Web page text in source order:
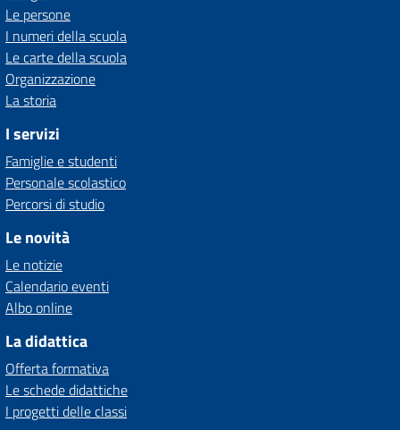
Le persone
I numeri della scuola
Le carte della scuola
Organizzazione
La storia
I servizi
Famiglie e studenti
Personale scolastico
Percorsi di studio
Le novità
Le notizie
Calendario eventi
Albo online
La didattica
Offerta formativa
Le schede didattiche
I progetti delle classi